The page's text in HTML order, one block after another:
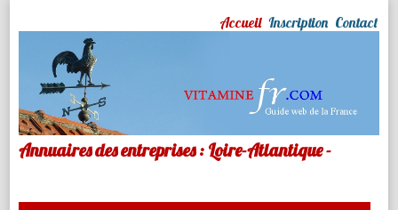
Accueil Inscription Contact
Annuaires des entreprises : Loire-Atlantique -